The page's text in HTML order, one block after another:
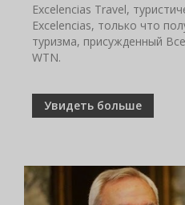
Excelencias Travel,
Excelencias, только что
туризма, присужденный
WTN.
Увидеть больше